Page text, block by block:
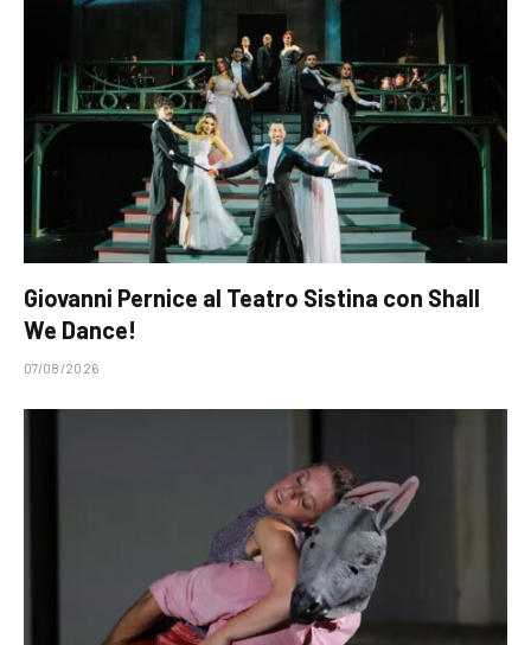
Giovanni Pernice al Teatro Sistina con Shall
We Dance!
07/08/2026